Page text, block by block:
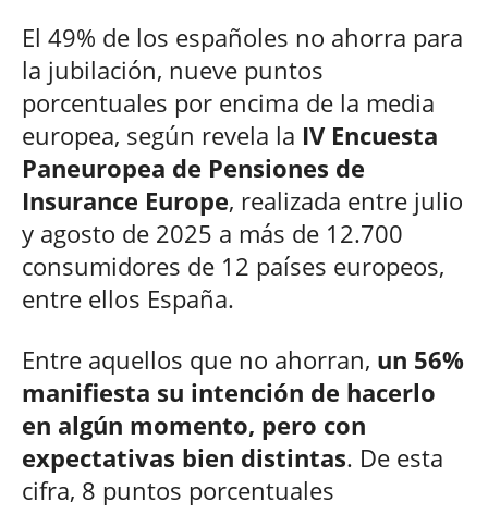
El 49% de los españoles no ahorra para
la jubilación, nueve puntos
porcentuales por encima de la media
europea, según revela la IV Encuesta
Paneuropea de Pensiones de
Insurance Europe, realizada entre julio
y agosto de 2025 a más de 12.700
consumidores de 12 países europeos,
entre ellos España.
Entre aquellos que no ahorran, un 56%
manifiesta su intención de hacerlo
en algún momento, pero con
expectativas bien distintas. De esta
cifra, 8 puntos porcentuales